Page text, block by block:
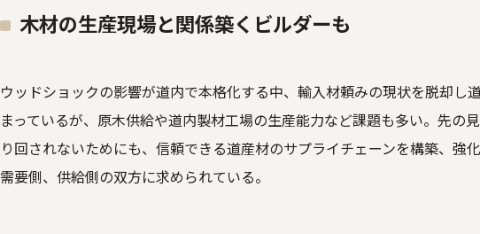
木材の生産現場と関係築くビルダーも
ウッドショックの影響が道内で本格化する中、輸入材頼みの現状を脱却し
まっているが、原木供給や道内製材工場の生産能力など課題も多い。先の
り回されないためにも、信頼できる道産材のサプライチェーンを構築、強
需要側、供給側の双方に求められている。